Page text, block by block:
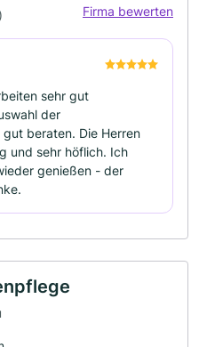
Firma bewerten
sehr gut
der
beraten. Die Herren
und sehr höflich. Ich
genießen - der